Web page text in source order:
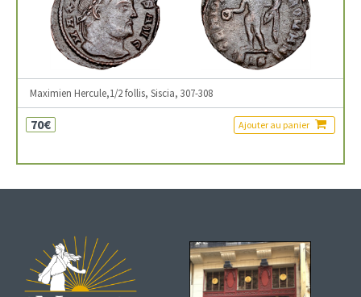
Maximien Hercule,1/2 follis, Siscia, 307-308
70€ Ajouter au panier